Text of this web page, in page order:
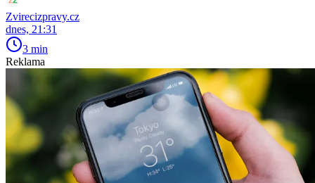
Zvirecizpravy.cz
dnes, 21:31
3 min
Reklama